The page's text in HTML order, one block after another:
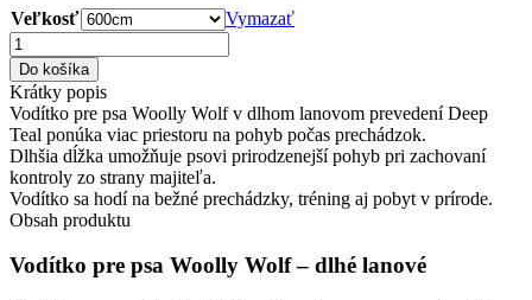
Veľkosť
Vymazať
množstvo
Woolly
Wolf
dlhé
vodítko
pre
psa
–
Deep
Teal
Do košíka
Krátky popis
Vodítko pre psa Woolly Wolf v dlhom lanovom prevedení Deep
Teal ponúka viac priestoru na pohyb počas prechádzok.
Dlhšia dĺžka umožňuje psovi prirodzenejší pohyb pri zachovaní
kontroly zo strany majiteľa.
Vodítko sa hodí na bežné prechádzky, tréning aj pobyt v prírode.
Obsah produktu
Vodítko pre psa Woolly Wolf – dlhé lanové